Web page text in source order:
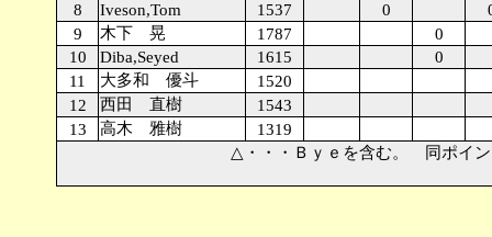
8
Iveson,Tom 1537 0
9
木下 晃 1787
0
10
Diba,Seyed 1615
0
11
大多和 優斗
1520
12
西田 直樹
1543
13
高木 雅樹
1319
△・・・Ｂｙｅを含む。 同ポイントの場合